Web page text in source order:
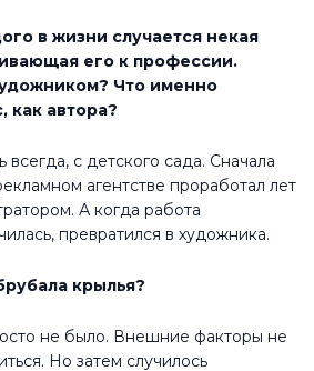
подушки безопасности.
конечно же, всё отпустить и дать
Но если приходит время
нет, тогда необходимо
спектр разных чувств и
целая куча мелких деталей,
Состояние
не только художников, но и
состояние, в этот колодец
количестве.